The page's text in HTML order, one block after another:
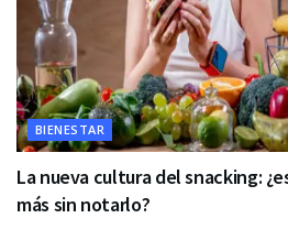
BIENESTAR
La nueva cultura del snacking:
más sin notarlo?